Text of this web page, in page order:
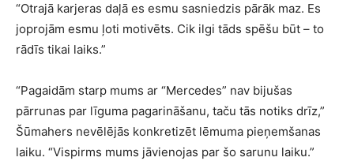
“Otrajā karjeras daļā es esmu sasniedzis pārāk maz. Es
joprojām esmu ļoti motivēts. Cik ilgi tāds spēšu būt – to
rādīs tikai laiks.”
“Pagaidām starp mums ar “Mercedes” nav bijušas
pārrunas par līguma pagarināšanu, taču tās notiks drīz,”
Šūmahers nevēlējās konkretizēt lēmuma pieņemšanas
laiku. “Vispirms mums jāvienojas par šo sarunu laiku.”